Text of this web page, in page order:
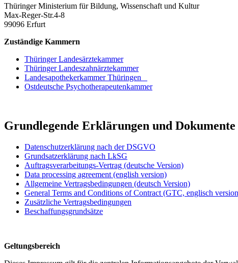
Thüringer Ministerium für Bildung, Wissenschaft und Kultur
Max-Reger-Str.4-8
99096 Erfurt
Zuständige Kammern
Thüringer Landesärztekammer
Thüringer Landeszahnärztekammer
Landesapothekerkammer Thüringen
Ostdeutsche Psychotherapeutenkammer
Grundlegende Erklärungen und Dokumente
Datenschutzerklärung nach der DSGVO
Grundsatzerklärung nach LkSG
Auftragsverarbeitungs-Vertrag (deutsche Version)
Data processing agreement (english version)
Allgemeine Vertragsbedingungen (deutsch Version)
General Terms and Conditions of Contract (GTC, englisch
Zusätzliche Vertragsbedingungen
Beschaffungsgrundsätze
Geltungsbereich